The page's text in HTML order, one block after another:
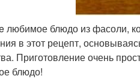
любимое блюдо из фасоли,
в этот рецепт,
Приготовление очень
блюдо!